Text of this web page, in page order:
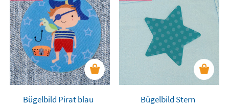
Bügelbild Pirat blau Bügelbild Stern